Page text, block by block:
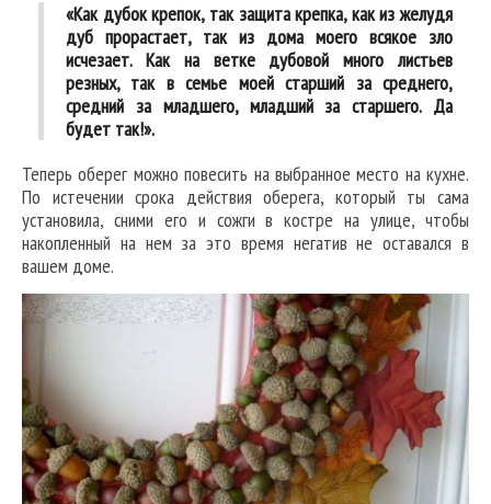
«Как дубок крепок, так защита крепка, как из желудя
дуб прорастает, так из дома моего всякое зло
исчезает. Как на ветке дубовой много листьев
резных, так в семье моей старший за среднего,
средний за младшего, младший за старшего. Да
будет так!».
Теперь оберег можно повесить на выбранное место на кухне.
По истечении срока действия оберега, который ты сама
установила, сними его и сожги в костре на улице, чтобы
накопленный на нем за это время негатив не оставался в
вашем доме.